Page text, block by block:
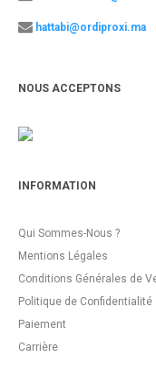
hattabi@ordiproxi.ma
NOUS ACCEPTONS
INFORMATION
Qui Sommes-Nous ?
Mentions Légales
Conditions Générales de
Politique de Confidentialité
Paiement
Carrière